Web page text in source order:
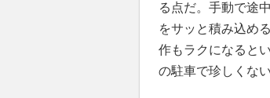
る点だ。手動で途
をサッと積み込め
作もラクになると
の駐車で珍しくな